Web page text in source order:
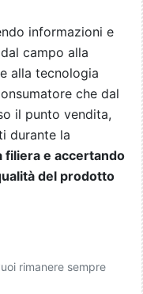
informazioni e
campo alla
alla tecnologia
che dal
il punto vendita,
durante la
filiera e accertando
del prodotto
rimanere sempre